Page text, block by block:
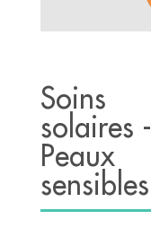
Soins
solaires -
Peaux
sensibles